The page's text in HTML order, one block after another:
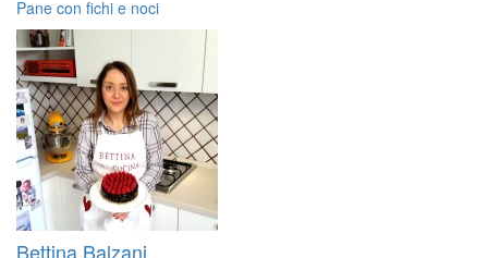
Pane con fichi e noci
Bettina Balzani